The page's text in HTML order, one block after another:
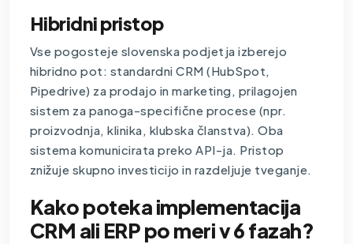
Hibridni pristop
Vse pogosteje slovenska podjetja izberejo
hibridno pot: standardni CRM (HubSpot,
Pipedrive) za prodajo in marketing, prilagojen
sistem za panoga-specifične procese (npr.
proizvodnja, klinika, klubska članstva). Oba
sistema komunicirata preko API-ja. Pristop
znižuje skupno investicijo in razdeljuje tveganje.
Kako poteka implementacija
CRM ali ERP po meri v 6 fazah?